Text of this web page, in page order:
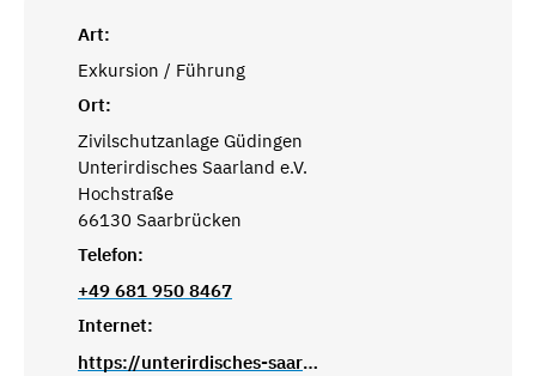
Art:
Exkursion / Führung
Ort:
Zivilschutzanlage Güdingen
Unterirdisches Saarland e.V.
Hochstraße
66130 Saarbrücken
Telefon:
+49 681 950 8467
Internet:
https://unterirdisches-saarbruecken.de